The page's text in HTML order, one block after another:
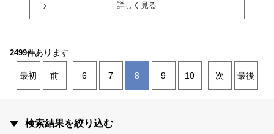
詳しく見る
2499件あります
最初 前 6 7 8 9 10 次 最後
検索結果を絞り込む